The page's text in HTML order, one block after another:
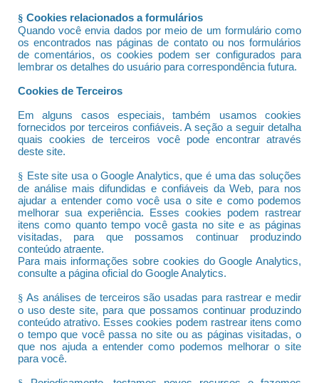
§ Cookies relacionados a formulários
Quando você envia dados por meio de um formulário como
os encontrados nas páginas de contato ou nos formulários
de comentários, os cookies podem ser configurados para
lembrar os detalhes do usuário para correspondência futura.
Cookies de Terceiros
Em alguns casos especiais, também usamos cookies
fornecidos por terceiros confiáveis. A seção a seguir detalha
quais cookies de terceiros você pode encontrar através
deste site.
§ Este site usa o Google Analytics, que é uma das soluções
de análise mais difundidas e confiáveis da Web, para nos
ajudar a entender como você usa o site e como podemos
melhorar sua experiência. Esses cookies podem rastrear
itens como quanto tempo você gasta no site e as páginas
visitadas, para que possamos continuar produzindo
conteúdo atraente.
Para mais informações sobre cookies do Google Analytics,
consulte a página oficial do Google Analytics.
§ As análises de terceiros são usadas para rastrear e medir
o uso deste site, para que possamos continuar produzindo
conteúdo atrativo. Esses cookies podem rastrear itens como
o tempo que você passa no site ou as páginas visitadas, o
que nos ajuda a entender como podemos melhorar o site
para você.